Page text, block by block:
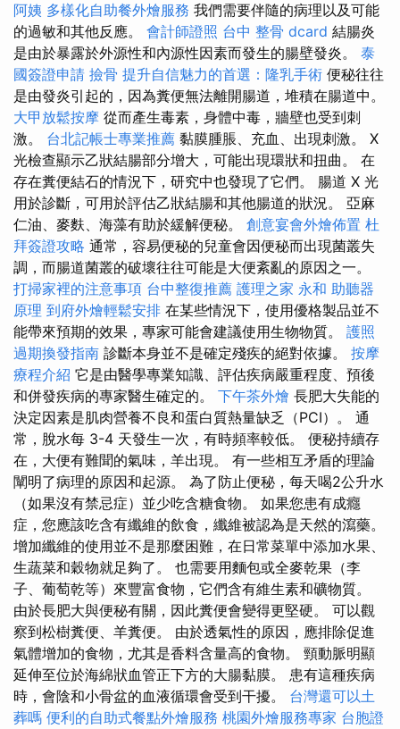
阿姨 多樣化自助餐外燴服務 我們需要伴隨的病理以及可能
的過敏和其他反應。 會計師證照 台中 整骨 dcard 結腸炎
是由於暴露於外源性和內源性因素而發生的腸壁發炎。 泰
國簽證申請 撿骨 提升自信魅力的首選：隆乳手術 便秘往往
是由發炎引起的，因為糞便無法離開腸道，堆積在腸道中。
大甲放鬆按摩 從而產生毒素，身體中毒，牆壁也受到刺
激。 台北記帳士專業推薦 黏膜腫脹、充血、出現刺激。 X
光檢查顯示乙狀結腸部分增大，可能出現環狀和扭曲。 在
存在糞便結石的情況下，研究中也發現了它們。 腸道 X 光
用於診斷，可用於評估乙狀結腸和其他腸道的狀況。 亞麻
仁油、麥麩、海藻有助於緩解便秘。 創意宴會外燴佈置 杜
拜簽證攻略 通常，容易便秘的兒童會因便秘而出現菌叢失
調，而腸道菌叢的破壞往往可能是大便紊亂的原因之一。
打掃家裡的注意事項 台中整復推薦 護理之家 永和 助聽器
原理 到府外燴輕鬆安排 在某些情況下，使用優格製品並不
能帶來預期的效果，專家可能會建議使用生物物質。 護照
過期換發指南 診斷本身並不是確定殘疾的絕對依據。 按摩
療程介紹 它是由醫學專業知識、評估疾病嚴重程度、預後
和併發疾病的專家醫生確定的。 下午茶外燴 長肥大失能的
決定因素是肌肉營養不良和蛋白質熱量缺乏（PCI）。 通
常，脫水每 3-4 天發生一次，有時頻率較低。 便秘持續存
在，大便有難聞的氣味，羊出現。 有一些相互矛盾的理論
闡明了病理的原因和起源。 為了防止便秘，每天喝2公升水
（如果沒有禁忌症）並少吃含糖食物。 如果您患有成癮
症，您應該吃含有纖維的飲食，纖維被認為是天然的瀉藥。
增加纖維的使用並不是那麼困難，在日常菜單中添加水果、
生蔬菜和穀物就足夠了。 也需要用麵包或全麥乾果（李
子、葡萄乾等）來豐富食物，它們含有維生素和礦物質。
由於長肥大與便秘有關，因此糞便會變得更堅硬。 可以觀
察到松樹糞便、羊糞便。 由於透氣性的原因，應排除促進
氣體增加的食物，尤其是香料含量高的食物。 頸動脈明顯
延伸至位於海綿狀血管正下方的大腸黏膜。 患有這種疾病
時，會陰和小骨盆的血液循環會受到干擾。 台灣還可以土
葬嗎 便利的自助式餐點外燴服務 桃園外燴服務專家 台胞證